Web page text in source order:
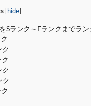
[hide]
ランク～Fランクまでラン
ク